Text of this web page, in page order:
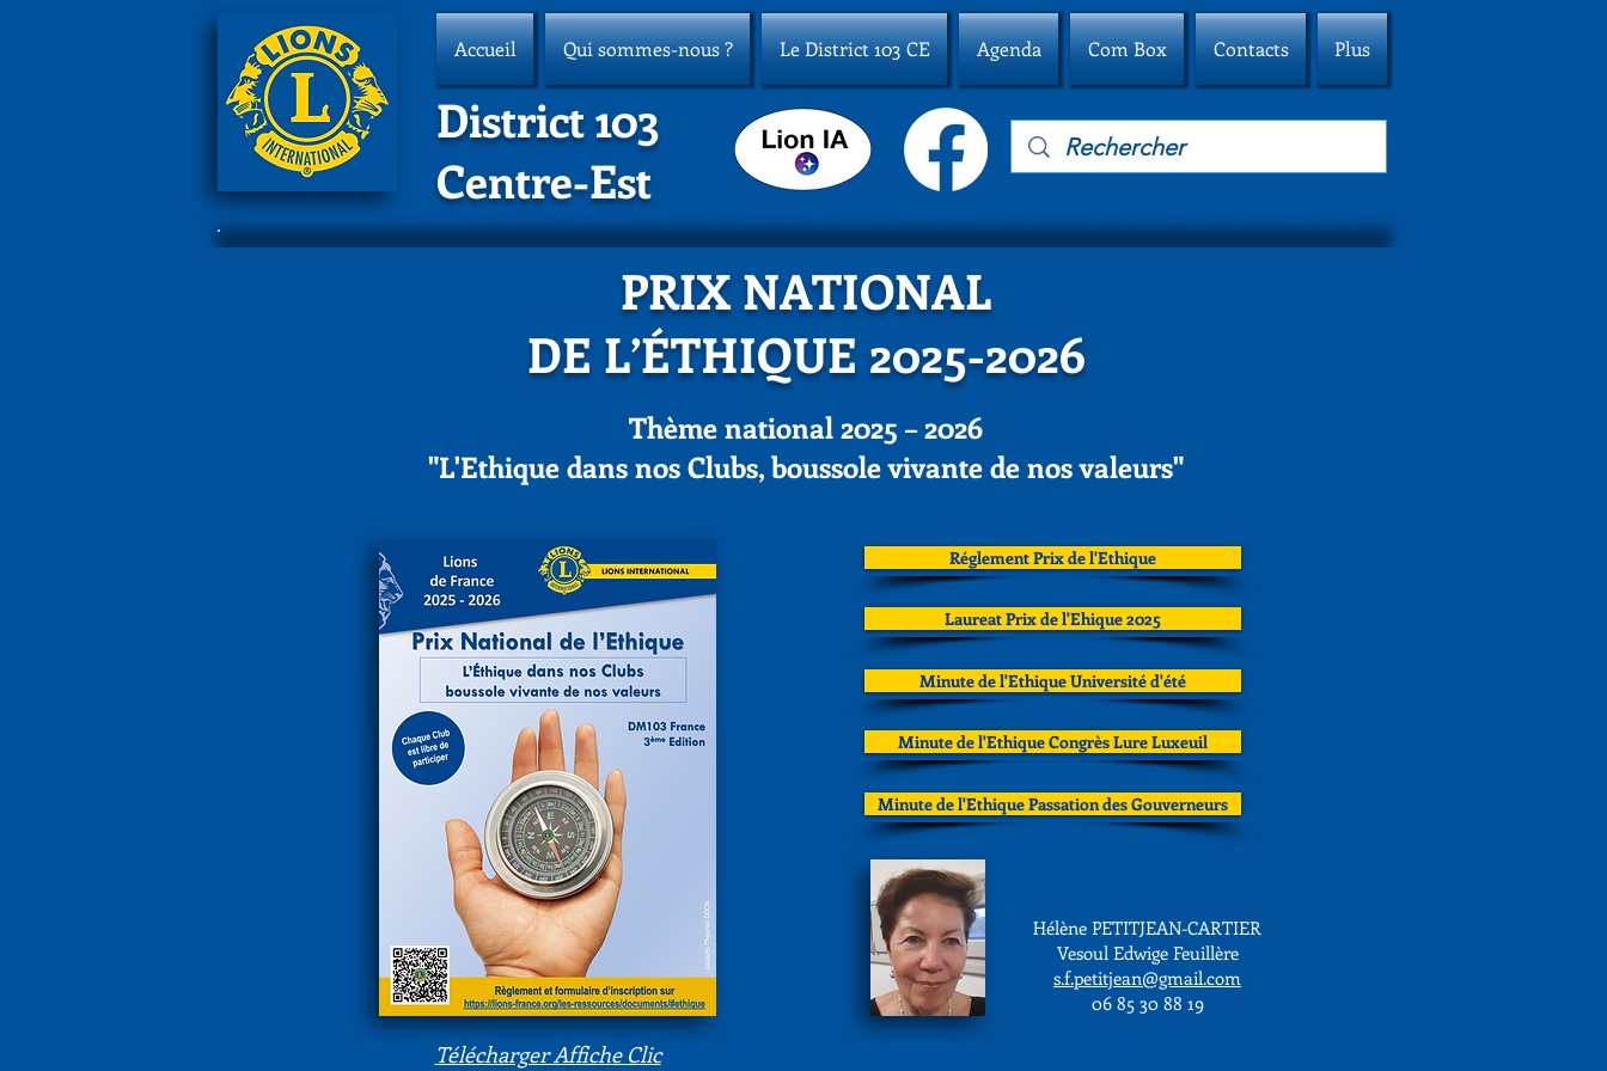
Accueil Qui sommes-nous ? Le District 103 CE Agenda Com Box Contacts Plus
District 103
Centre-Est
PRIX NATIONAL
DE L’ÉTHIQUE 2025-2026
Thème national 2025 – 2026
"L'Ethique dans nos Clubs, boussole vivante de nos valeurs"
Réglement Prix de l'Ethique
Laureat Prix de l'Ehique 2025
Minute de l'Ethique Université d'été
Minute de l'Ethique Congrès Lure Luxeuil
Minute de l'Ethique Passation des Gouverneurs
Hélène PETITJEAN-CARTIER
Vesoul Edwige Feuillère
s.f.petitjean@gmail.com
06 85 30 88 19
Télécharger Affiche Clic